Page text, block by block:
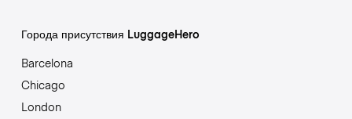
Города присутствия LuggageHero
Barcelona
Chicago
London